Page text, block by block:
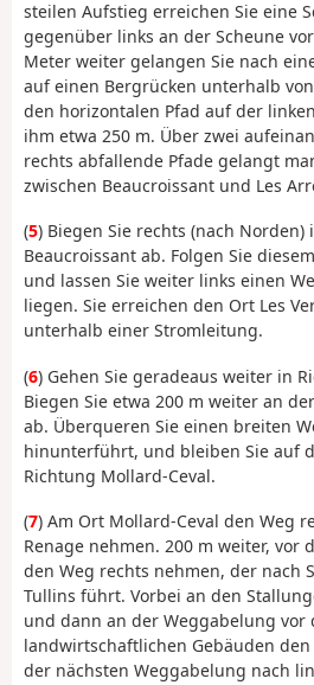
steilen Aufstieg erreichen Sie eine
gegenüber links an der Scheune
Meter weiter gelangen Sie nach
auf einen Bergrücken unterhalb
den horizontalen Pfad auf der
ihm etwa 250 m. Über zwei
rechts abfallende Pfade gelangt
zwischen Beaucroissant und Les
(5) Biegen Sie rechts (nach Norden)
Beaucroissant ab. Folgen Sie
und lassen Sie weiter links einen
liegen. Sie erreichen den Ort Les
unterhalb einer Stromleitung.
(6) Gehen Sie geradeaus weiter in
Biegen Sie etwa 200 m weiter an
ab. Überqueren Sie einen breiten
hinunterführt, und bleiben Sie auf
Richtung Mollard-Ceval.
(7) Am Ort Mollard-Ceval den Weg
Renage nehmen. 200 m weiter, vor
den Weg rechts nehmen, der nach
Tullins führt. Vorbei an den
und dann an der Weggabelung vor
landwirtschaftlichen Gebäuden
der nächsten Weggabelung nach